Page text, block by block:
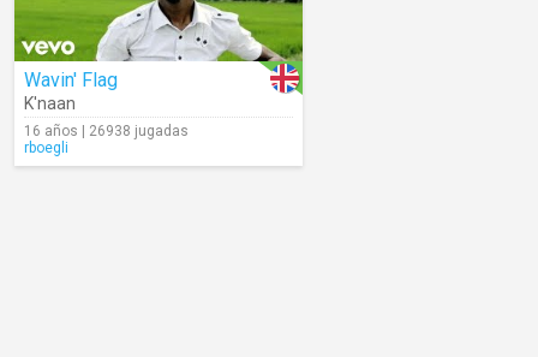
Wavin' Flag
K'naan
16 años | 26938 jugadas
rboegli